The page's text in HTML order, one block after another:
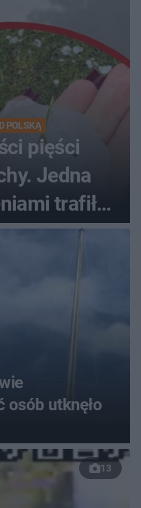
POLSKĄ
pięści
Jedna
trafiła
osób utknęło
13